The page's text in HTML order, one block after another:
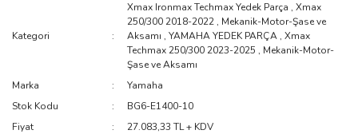
Kategori
Xmax Ironmax Techmax Yedek Parça ,Xmax
250/300 2018-2022 , Mekanik-Motor-Şase ve
Aksamı ,YAMAHA YEDEK PARÇA ,Xmax
Techmax 250/300 2023-2025 , Mekanik-Motor-
Şase ve Aksamı
Marka
Yamaha
Stok Kodu
BG6-E1400-10
Fiyat
27.083,33 TL + KDV